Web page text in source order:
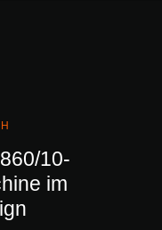
10-
im